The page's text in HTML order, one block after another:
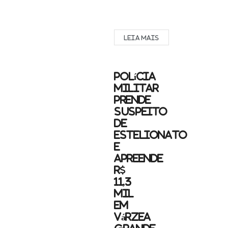
Victória
Oliveira
MT
A
cozinheira Daiany
Rodrigues
de
Souza,
de
33
anos, morta
a
facadas
em
um...
LEIA MAIS
Polícia
Militar
prende
suspeito
de
estelionato
e
apreende
R$
11,3
mil
em
Várzea